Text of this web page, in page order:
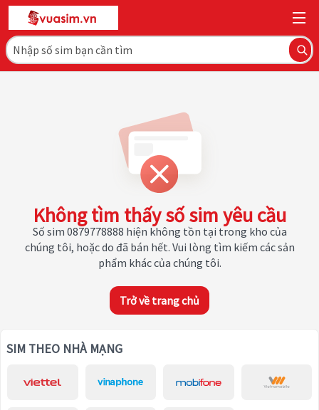
Không tìm thấy số sim yêu cầu
Số sim 0879778888 hiện không tồn tại trong kho của
chúng tôi, hoặc do đã bán hết. Vui lòng tìm kiếm các sản
phẩm khác của chúng tôi.
Trở về trang chủ
SIM THEO NHÀ MẠNG